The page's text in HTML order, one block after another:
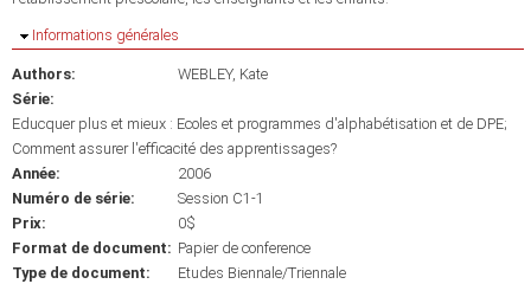
Masquer
Informations générales
Authors:
WEBLEY, Kate
Série:
Educquer plus et mieux : Ecoles et programmes d'alphabétisation et de DPE;
Comment assurer l'efficacité des apprentissages?
Année:
2006
Numéro de série:
Session C1-1
Prix:
0$
Format de document: Papier de conference
Type de document:
Etudes Biennale/Triennale